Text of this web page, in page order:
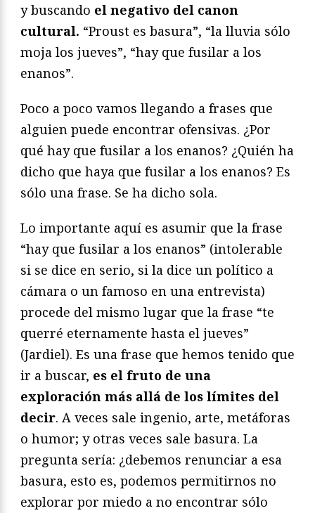
y buscando el negativo del canon
cultural. “Proust es basura”, “la lluvia sólo
moja los jueves”, “hay que fusilar a los
enanos”.
Poco a poco vamos llegando a frases que
alguien puede encontrar ofensivas. ¿Por
qué hay que fusilar a los enanos? ¿Quién ha
dicho que haya que fusilar a los enanos? Es
sólo una frase. Se ha dicho sola.
Lo importante aquí es asumir que la frase
“hay que fusilar a los enanos” (intolerable
si se dice en serio, si la dice un político a
cámara o un famoso en una entrevista)
procede del mismo lugar que la frase “te
querré eternamente hasta el jueves”
(Jardiel). Es una frase que hemos tenido que
ir a buscar, es el fruto de una
exploración más allá de los límites del
decir. A veces sale ingenio, arte, metáforas
o humor; y otras veces sale basura. La
pregunta sería: ¿debemos renunciar a esa
basura, esto es, podemos permitirnos no
explorar por miedo a no encontrar sólo